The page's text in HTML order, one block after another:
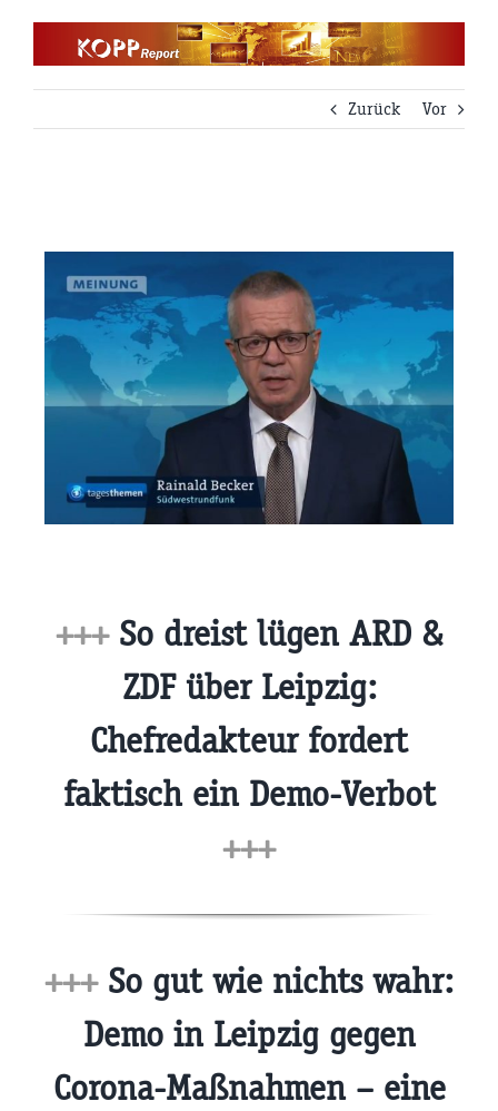
Zurück
Vor
+++So dreist lügen ARD &
ZDF über Leipzig:
Chefredakteur fordert
faktisch ein Demo-Verbot
+++
+++So gut wie nichts wahr:
Demo in Leipzig gegen
Corona-Maßnahmen – eine